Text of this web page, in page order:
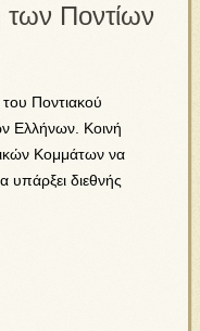
Ποντίων
του Ποντιακού
Ελλήνων. Κοινή
Κομμάτων να
υπάρξει διεθνής